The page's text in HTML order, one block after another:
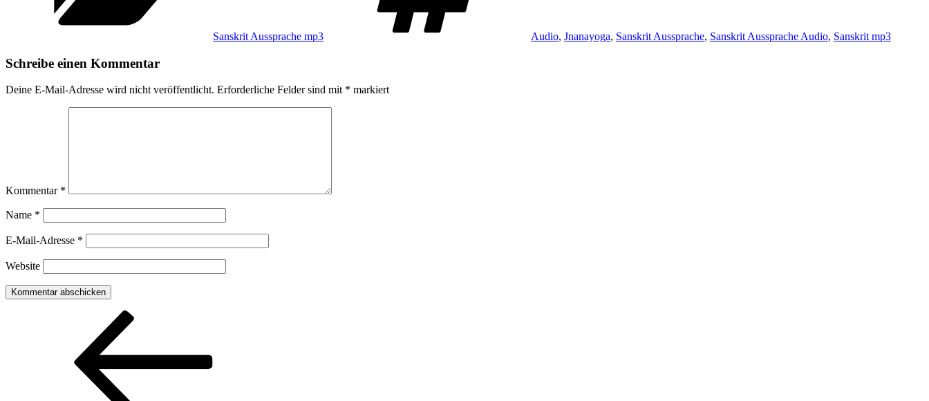
Sanskrit Aussprache mp3 Audio, Jnanayoga, Sanskrit Aussprache, Sanskrit Aussprache Audio, Sanskrit mp3
Schreibe einen Kommentar
Deine E-Mail-Adresse wird nicht veröffentlicht. Erforderliche Felder sind mit * markiert
Kommentar *
Name *
E-Mail-Adresse *
Website
Beitragsnavigation